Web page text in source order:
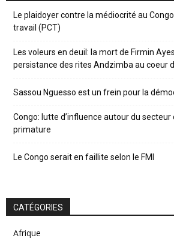
Le plaidoyer contre la médiocrité au
travail (PCT)
Les voleurs en deuil: la mort de Firmin
persistance des rites Andzimba au coeur
Sassou Nguesso est un frein pour la
Congo: lutte d’influence autour du
primature
Le Congo serait en faillite selon le FMI
CATÉGORIES
Afrique